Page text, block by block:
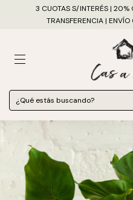
3 CUOTAS S/INTERÉS | 20%
TRANSFERENCIA |